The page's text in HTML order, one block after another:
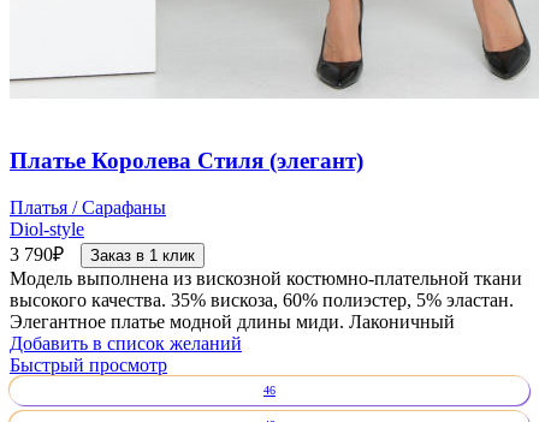
Платье Королева Стиля (элегант)
Платья / Сарафаны
Diol-style
3 790₽ Заказ в 1 клик
Модель выполнена из вискозной костюмно-плательной ткани
высокого качества. 35% вискоза, 60% полиэстер, 5% эластан.
Элегантное платье модной длины миди. Лаконичный
Добавить в список желаний
Быстрый просмотр
46